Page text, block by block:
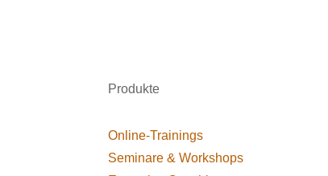
Produkte
Online-Trainings
Seminare & Workshops